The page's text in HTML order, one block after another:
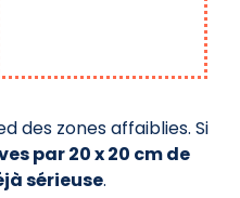
des zones affaiblies. Si
par 20 x 20 cm de
sérieuse.